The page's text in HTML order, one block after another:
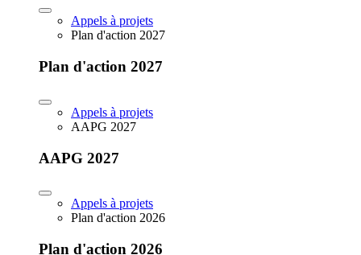
Appels à projets
Plan d'action 2027
Plan d'action 2027
Appels à projets
AAPG 2027
AAPG 2027
Appels à projets
Plan d'action 2026
Plan d'action 2026